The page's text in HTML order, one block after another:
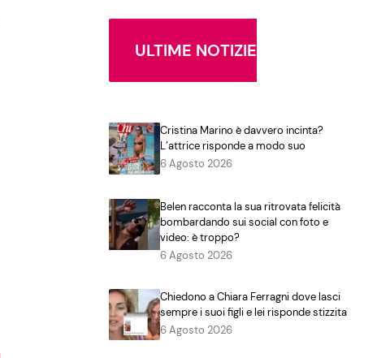
ULTIME NOTIZIE
Cristina Marino è davvero incinta?
L’attrice risponde a modo suo
6 Agosto 2026
Belen racconta la sua ritrovata felicità
bombardando sui social con foto e
video: è troppo?
6 Agosto 2026
Chiedono a Chiara Ferragni dove lasci
sempre i suoi figli e lei risponde stizzita
6 Agosto 2026